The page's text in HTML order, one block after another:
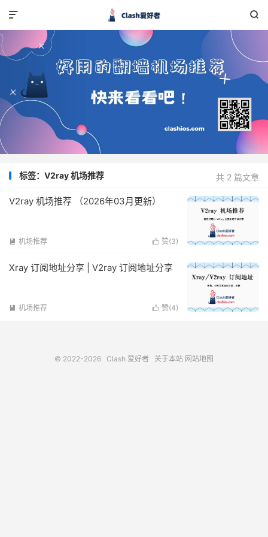


共 2 篇文章
标签：V2ray 机场推荐
V2ray 机场推荐 （2026年03月更新）
 赞(3)
 机场推荐
Xray 订阅地址分享 | V2ray 订阅地址分享
 赞(4)
 机场推荐
© 2022-2026 Clash 爱好者 关于本站 网站地图